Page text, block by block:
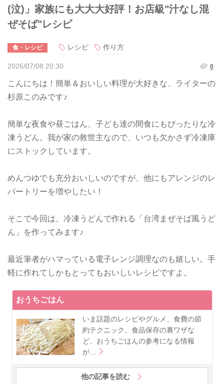
(泣)」家族にも大大大好評！お店級"汁なし混
ぜそば"レシピ
食・レシピ レシピ 作り方
2026/07/08 20:30 0
こんにちは！簡単＆おいしい料理が大好きな、ライターの
杉原このみです♪
簡単な夜食や昼ごはん、子ども達の間食にもぴったりな冷
凍うどん。我が家の救世主なので、いつも欠かさず冷凍庫
にストックしています。
めんつゆでも充分おいしいのですが、他にもアレンジのレ
パートリーを増やしたい！
そこで今回は、冷凍うどんで作れる「台湾まぜそば風うど
ん」を作ってみます♪
最近筆者がハマっている電子レンジ調理なのも嬉しい。手
軽に作れてしかもとってもおいしいレシピですよ。
おうちごはん
いま話題のレシピやグルメ、食費の節
約テクニック、食品保存の裏ワザな
ど、おうちごはんの参考になる情報
が…
他の記事を読む